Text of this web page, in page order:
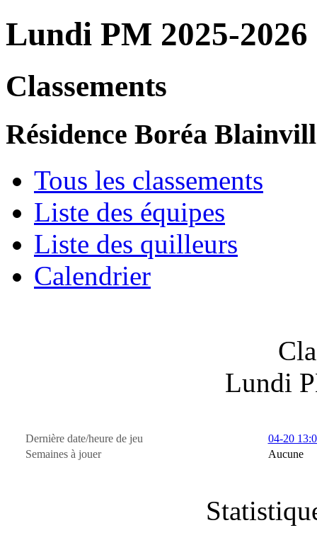
Lundi PM 2025-2026
Classements
Résidence Boréa
Tous les classements
Liste des équipes
Liste des quilleurs
Calendrier
Lundi
Dernière date/heure de jeu
04-20
Semaines à jouer
Aucune